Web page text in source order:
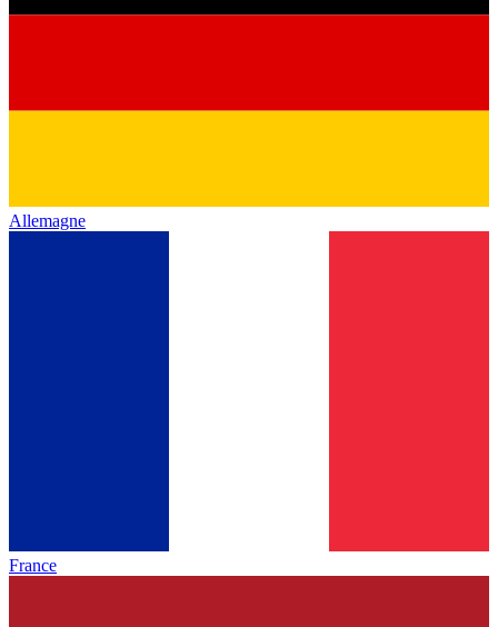
Allemagne
France